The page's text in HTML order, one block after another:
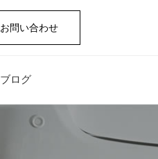
お問い合わせ
ブログ